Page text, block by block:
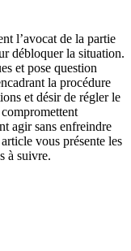
l’avocat de la partie
débloquer la situation.
et pose question
la procédure
et désir de régler le
agir sans enfreindre
vous présente les
à suivre.